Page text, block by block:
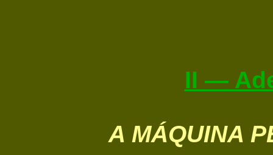
II —
A MÁQUINA